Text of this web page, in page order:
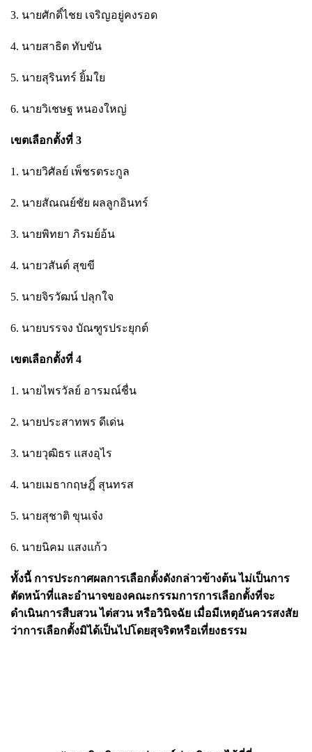
3. นายศักดิ์ไชย เจริญอยู่คงรอด
4. นายสาธิต ทับขัน
5. นายสุรินทร์ ยิ้มใย
6. นายวิเชษฐ หนองใหญ่
เขตเลือกตั้งที่ 3
1. นายวิศัลย์ เพ็ชรตระกูล
2. นายสัณณย์ชัย ผลลูกอินทร์
3. นายพิทยา ภิรมย์อ้น
4. นายวสันต์ สุขขี
5. นายจิรวัฒน์ ปลุกใจ
6. นายบรรจง บัณฑูรประยุกต์
เขตเลือกตั้งที่ 4
1. นายไพรวัลย์ อารมณ์ชื่น
2. นายประสาทพร ดีเด่น
3. นายวุฒิธร แสงอุไร
4. นายเมธากฤษฎิ์ สุนทรส
5. นายสุชาติ ขุนเจ๋ง
6. นายนิคม แสงแก้ว
ทั้งนี้ การประกาศผลการเลือกตั้งดังกล่าวข้างต้น ไม่เป็นการ
ตัดหน้าที่และอำนาจของคณะกรรมการการเลือกตั้งที่จะ
ดำเนินการสืบสวน ไต่สวน หรือวินิจฉัย เมื่อมีเหตุอันควรสงสัย
ว่าการเลือกตั้งมิได้เป็นไปโดยสุจริตหรือเที่ยงธรรม